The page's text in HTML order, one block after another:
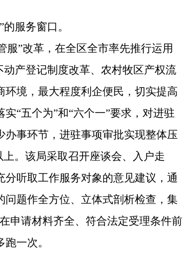
服务窗口。
服”改革，在全区全市率先推行运用
产登记制度改革、农村牧区产权流
境，最大程度利企便民，切实提高
“五个为”和“六个一”要求，对进驻
事环节，进驻事项审批实现整体压
。 该局采取召开座谈会、入户走
听取工作服务对象的意见建议，通
题作全方位、立体式剖析检查 ， 集
申请材料齐全、符合法定受理条件前
跑一次。